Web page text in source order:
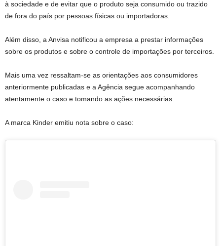
à sociedade e de evitar que o produto seja consumido ou trazido
de fora do país por pessoas físicas ou importadoras.
Além disso, a Anvisa notificou a empresa a prestar informações
sobre os produtos e sobre o controle de importações por terceiros.
Mais uma vez ressaltam-se as orientações aos consumidores
anteriormente publicadas e a Agência segue acompanhando
atentamente o caso e tomando as ações necessárias.
A marca Kinder emitiu nota sobre o caso: